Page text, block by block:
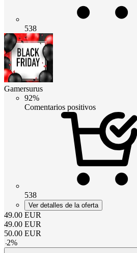
538
Gamersurus
92%
Comentarios positivos
538
Ver detalles de la oferta
49.00 EUR
49.00 EUR
50.00 EUR
-2%